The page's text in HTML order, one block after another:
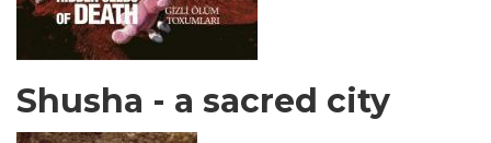
Shusha - a sacred city